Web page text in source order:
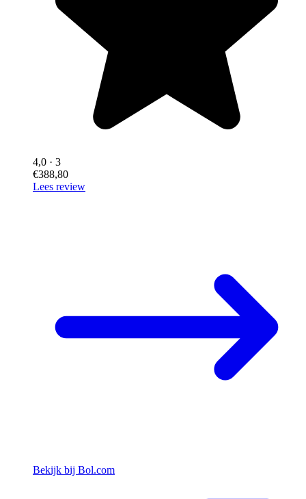
4,0 · 3
€388,80
Lees review
Bekijk bij Bol.com